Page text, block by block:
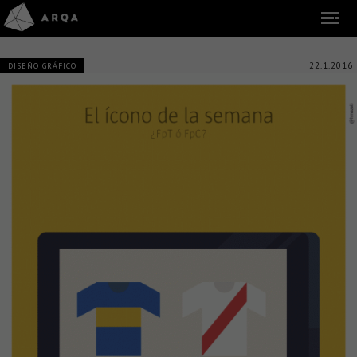
DISEÑO GRÁFICO 22.1.2016